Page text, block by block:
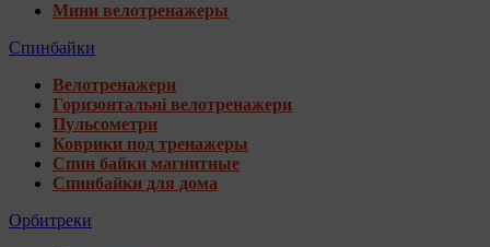
Мини велотренажеры
Спинбайки
Велотренажери
Горизонтальні велотренажери
Пульсометри
Коврики под тренажеры
Спин байки магнитные
Спинбайки для дома
Орбитреки